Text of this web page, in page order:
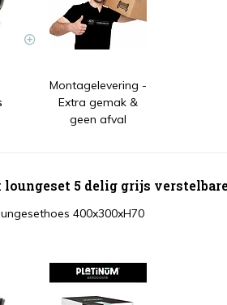
Montagelevering -
Extra gemak &
geen afval
5 delig grijs
400x300xH70